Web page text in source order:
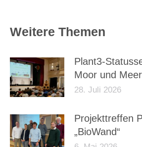
Weitere Themen
Plant3-
Moor und
28. Juli 2026
Projekttreffen
„BioWand“